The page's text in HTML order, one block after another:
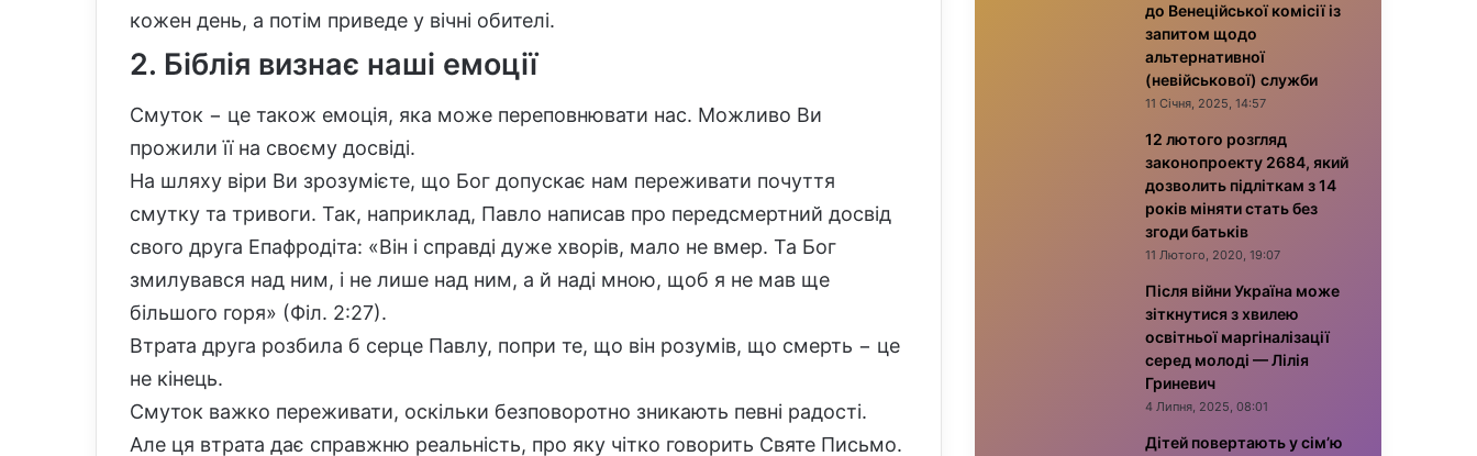
кожен день, а потім приведе у вічні обителі.
2. Біблія визнає наші емоції
Смуток − це також емоція, яка може переповнювати нас. Можливо Ви
прожили її на своєму досвіді.
На шляху віри Ви зрозумієте, що Бог допускає нам переживати почуття
смутку та тривоги. Так, наприклад, Павло написав про передсмертний досвід
свого друга Епафродіта: «Він і справді дуже хворів, мало не вмер. Та Бог
змилувався над ним, і не лише над ним, а й наді мною, щоб я не мав ще
більшого горя» (Філ. 2:27).
Втрата друга розбила б серце Павлу, попри те, що він розумів, що смерть − це
не кінець.
Смуток важко переживати, оскільки безповоротно зникають певні радості.
Але ця втрата дає справжню реальність, про яку чітко говорить Святе Письмо.
до Венеційської комісії із
запитом щодо
альтернативної
(невійськової) служби
11 Січня, 2025, 14:57
12 лютого розгляд
законопроекту 2684, який
дозволить підліткам з 14
років міняти стать без
згоди батьків
11 Лютого, 2020, 19:07
Після війни Україна може
зіткнутися з хвилею
освітньої маргіналізації
серед молоді — Лілія
Гриневич
4 Липня, 2025, 08:01
Дітей повертають у сім’ю